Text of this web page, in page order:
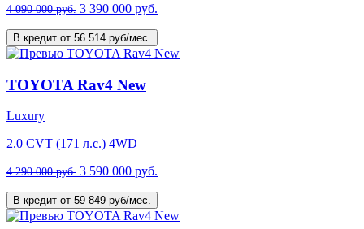
4 090 000 руб. 3 390 000 руб.
В кредит от 56 514 руб/мес.
TOYOTA Rav4 New
Luxury
2.0 CVT (171 л.с.) 4WD
4 290 000 руб. 3 590 000 руб.
В кредит от 59 849 руб/мес.